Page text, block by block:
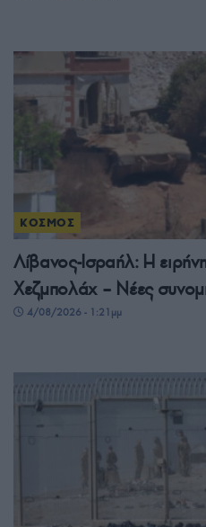
ΚΟΣΜΟΣ
Λίβανος-Ισραήλ: Η
Χεζμπολάχ – Νέες
4/08/2026 - 1:21μμ